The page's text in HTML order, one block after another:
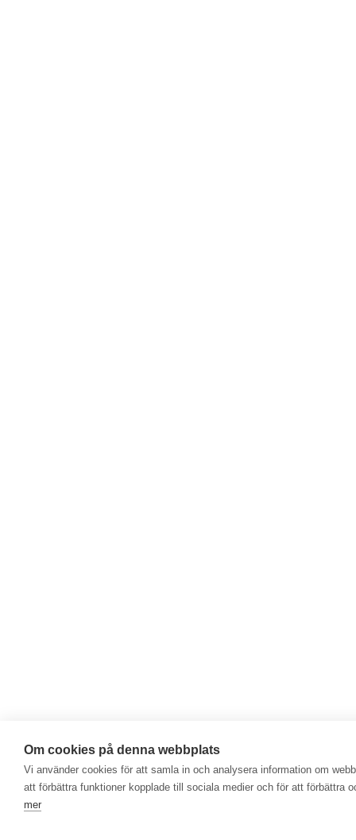
Om cookies på denna webbplats
Vi använder cookies för att samla in och analysera information om
att förbättra funktioner kopplade till sociala medier och för att förbättra
mer